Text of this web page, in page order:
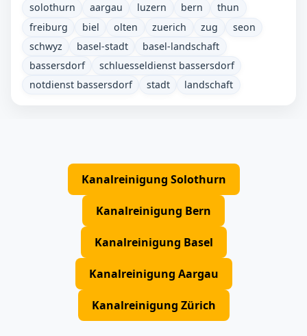
solothurn aargau luzern bern
thun
freiburg
biel olten zuerich zug
seon
schwyz
basel-stadt
basel-landschaft
bassersdorf
schluesseldienst bassersdorf
notdienst bassersdorf
stadt landschaft
Kanalreinigung Solothurn
Kanalreinigung Bern
Kanalreinigung Basel
Kanalreinigung Aargau
Kanalreinigung Zürich